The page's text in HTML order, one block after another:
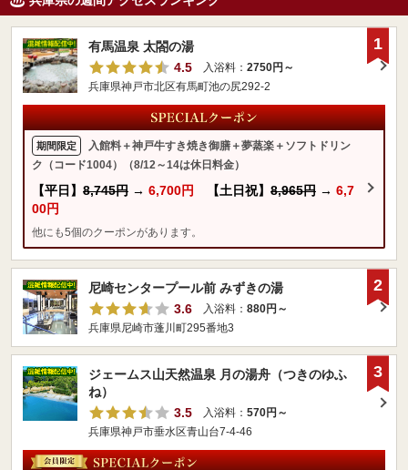
有馬温泉 太閤の湯
4.5
入浴料： 2750円～
兵庫県神戸市北区有馬町池の尻292-2
期間限定
入館料＋神戸牛すき焼き御膳＋夢蒸楽＋ソフトドリン
ク（コード1004）（8/12～14は休日料金）
【平日】 8,745円 → 6,700円 【土日祝】 8,965円 → 6,7
00円
他にも5個のクーポンがあります。
1
尼崎センタープール前 みずきの湯
3.6
入浴料： 880円～
兵庫県尼崎市蓬川町295番地3
2
ジェームス山天然温泉 月の湯舟（つきのゆふ
ね）
3.5
入浴料： 570円～
兵庫県神戸市垂水区青山台7-4-46
3